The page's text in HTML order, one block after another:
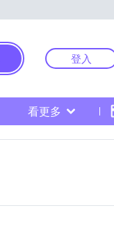
登入
看更多